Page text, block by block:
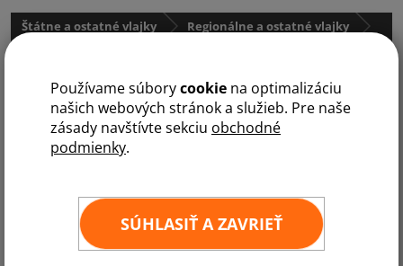
Používame súborycookie na optimalizáciu
našich webových stránok a služieb. Pre naše
zásady navštívte sekciu obchodné
podmienky.
SÚHLASIŤ A ZAVRIEŤ
Štátne a ostatné vlajky
Regionálne a ostatné vlajky
Dúhová vlajka